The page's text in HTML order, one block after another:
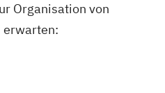
Organisation von
erwarten: